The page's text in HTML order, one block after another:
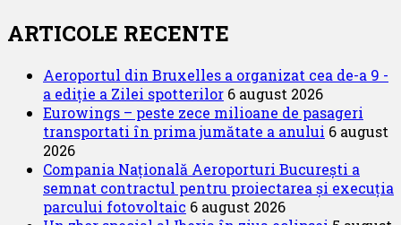
al
companiei
către
Guyana
ARTICOLE RECENTE
Aeroportul din Bruxelles a organizat cea de-a 9 -
a ediție a Zilei spotterilor 6 august 2026
Eurowings – peste zece milioane de pasageri
transportati în prima jumătate a anului 6 august
2026
Compania Națională Aeroporturi București a
semnat contractul pentru proiectarea și execuția
parcului fotovoltaic 6 august 2026